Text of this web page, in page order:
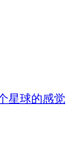
星球的感觉